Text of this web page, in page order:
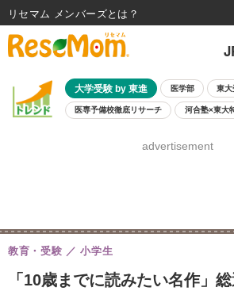
大学受験 by 東進 医学部 東大
医専予備校徹底リサーチ 河合塾×東大
8月開催学校説明会・相談会
advertisement
「10歳までに読みたい名作」
教育・受験 小学生
リセマム メンバーズ